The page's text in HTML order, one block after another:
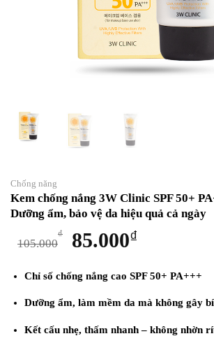
Chống năng
Kem chống nắng 3W Clinic SPF 50+
Dưỡng ẩm, bảo vệ da hiệu quả cả ngày
105.000
₫
Giá
là:
105.000₫.
85.000₫
tại
là:
Chỉ số chống nắng cao SPF 50+ PA+++
Dưỡng ẩm, làm mềm da mà không gây
Kết cấu nhẹ, thấm nhanh – không nhờn